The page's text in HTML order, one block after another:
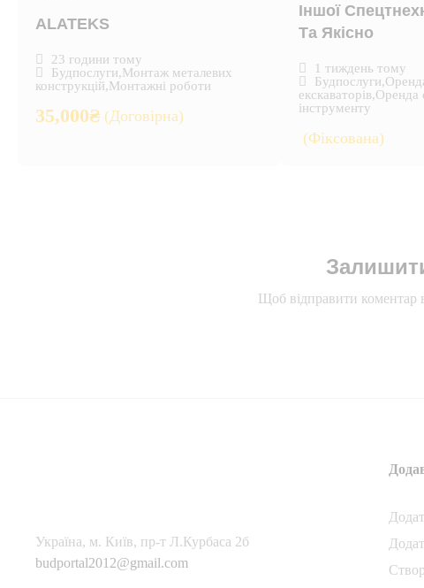
ALATEKS
23 години тому
Будпослуги,Монтаж металевих
конструкцій,Монтажні роботи
35,000₴ (Договірна)
Іншої
Та Якісно
1 тиждень тому
Будпослуги,
екскаваторів,Оренда
інструменту
(Фіксована)
Щоб відправити коментар
Українa, м. Київ, пр-т Л.Курбаса 2б
budportal2012@gmail.com